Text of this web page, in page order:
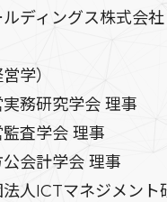
ディングス株式会社
学）
務研究学会 理事
査学会 理事
会計学会 理事
人ICTマネジメント